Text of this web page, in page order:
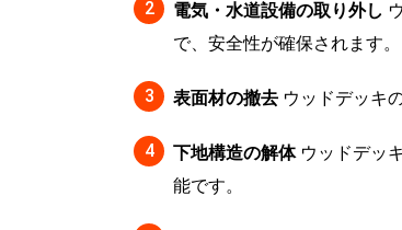
電気・水道設備の取り外し
で、安全性が確保されます。
表面材の撤去 ウッドデッキ
下地構造の解体ウッドデッ
能です。